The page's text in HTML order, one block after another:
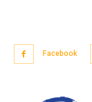
Facebook